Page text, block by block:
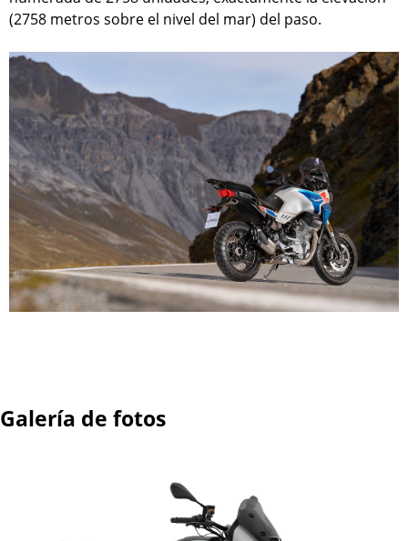
(2758 metros sobre el nivel del mar) del paso.
Galería de fotos